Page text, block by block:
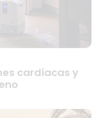
cardíacas y